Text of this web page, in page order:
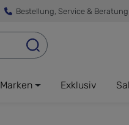
Bestellung, Service & Beratung
Marken Exklusiv